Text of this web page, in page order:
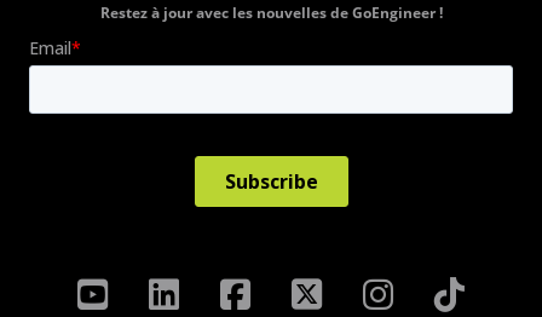
Restez à jour avec les nouvelles de GoEngineer !